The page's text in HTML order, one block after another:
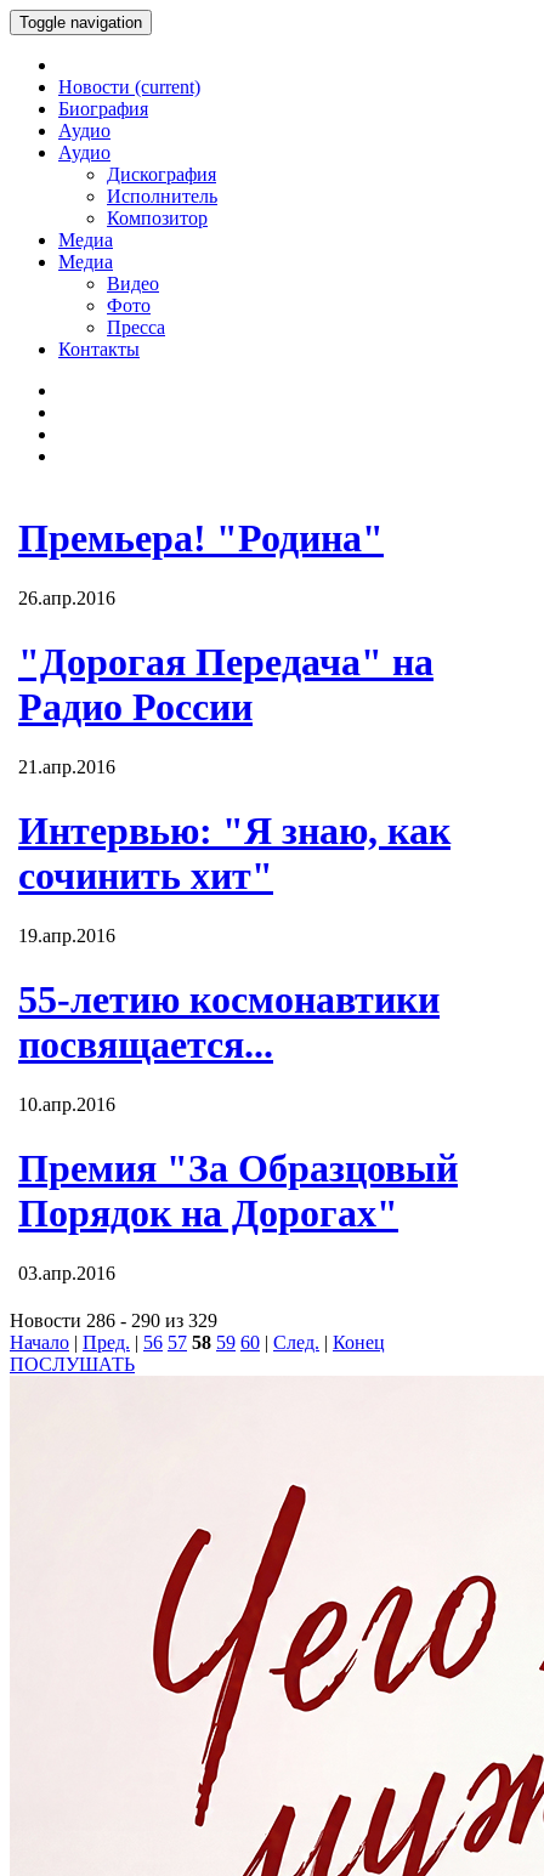
Toggle navigation
Новости (current)
Биография
Аудио
Аудио
Дискография
Исполнитель
Композитор
Медиа
Медиа
Видео
Фото
Пресса
Контакты
Премьера! "Родина"
26.апр.2016
"Дорогая Передача" на
Радио России
21.апр.2016
Интервью: "Я знаю, как
сочинить хит"
19.апр.2016
55-летию космонавтики
посвящается...
10.апр.2016
Премия "За Образцовый
Порядок на Дорогах"
03.апр.2016
Новости 286 - 290 из 329
Начало | Пред. | 56 57 58 59 60 | След. | Конец
ПОСЛУШАТЬ